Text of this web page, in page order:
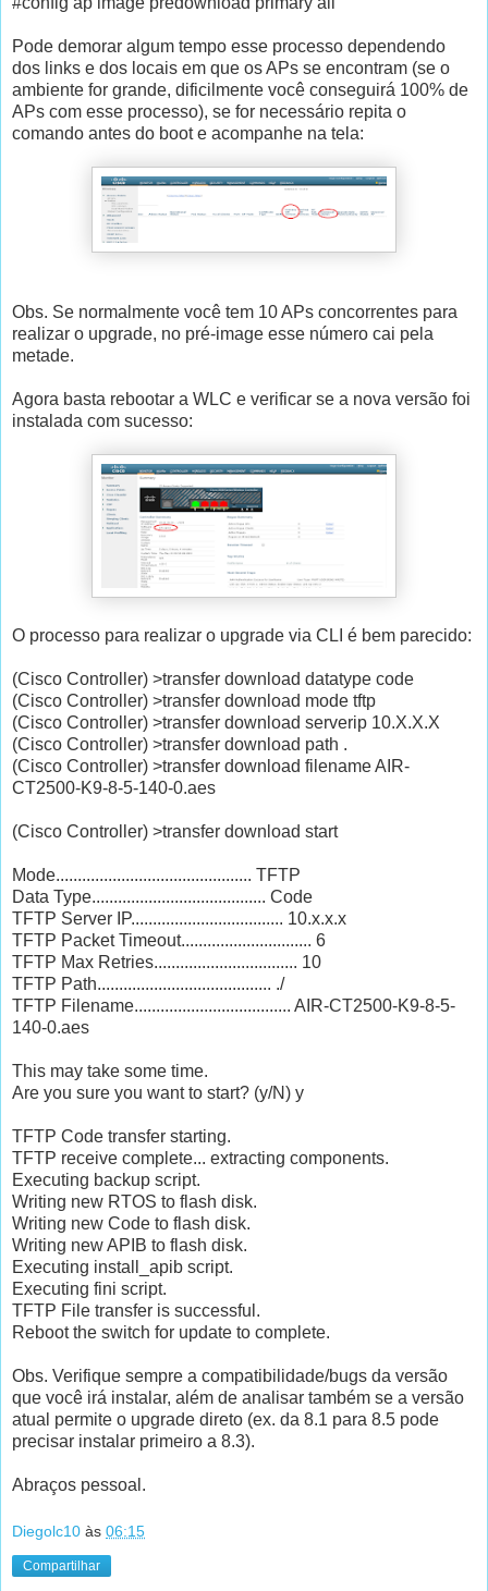
Pode demorar algum tempo esse processo dependendo
dos links e dos locais em que os APs se encontram (se o
ambiente for grande, dificilmente você conseguirá 100% de
APs com esse processo), se for necessário repita o
comando antes do boot e acompanhe na tela:
Obs. Se normalmente você tem 10 APs concorrentes para
realizar o upgrade, no pré-image esse número cai pela
metade.
Agora basta rebootar a WLC e verificar se a nova versão foi
instalada com sucesso:
O processo para realizar o upgrade via CLI é bem parecido:
(Cisco Controller) >transfer download datatype code
(Cisco Controller) >transfer download mode tftp
(Cisco Controller) >transfer download serverip 10.X.X.X
(Cisco Controller) >transfer download path .
(Cisco Controller) >transfer download filename AIR-
CT2500-K9-8-5-140-0.aes
(Cisco Controller) >transfer download start
Mode............................................. TFTP
Data Type........................................ Code
TFTP Server IP................................... 10.x.x.x
TFTP Packet Timeout.............................. 6
TFTP Max Retries................................. 10
TFTP Path........................................ ./
TFTP Filename.................................... AIR-CT2500-K9-8-5-
140-0.aes
This may take some time.
Are you sure you want to start? (y/N) y
TFTP Code transfer starting.
TFTP receive complete... extracting components.
Executing backup script.
Writing new RTOS to flash disk.
Writing new Code to flash disk.
Writing new APIB to flash disk.
Executing install_apib script.
Executing fini script.
TFTP File transfer is successful.
Reboot the switch for update to complete.
Obs. Verifique sempre a compatibilidade/bugs da versão
que você irá instalar, além de analisar também se a versão
atual permite o upgrade direto (ex. da 8.1 para 8.5 pode
precisar instalar primeiro a 8.3).
Abraços pessoal.
Diegolc10 às 06:15
Compartilhar